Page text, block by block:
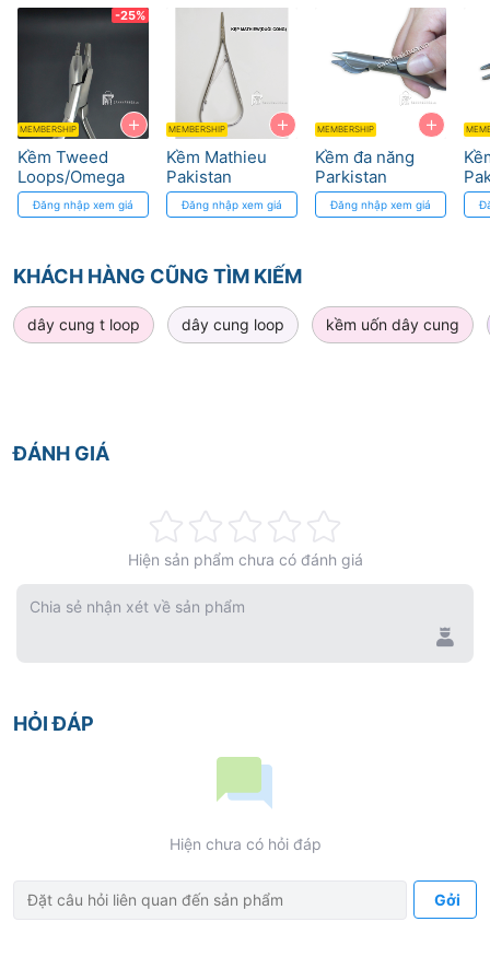
Used to bend wire with shape of loop
+
-25%
MEMBERSHIP
Kềm Tweed
Loops/Omega
Cao Cấp - Thép
Đức, Độ Chính
Đăng nhập xem giá
Pakistan
+
MEMBERSHIP
Kềm Mathieu
Pakistan
Đăng nhập xem giá
+
MEMBERSHIP
Kềm đa năng
Parkistan
Pakistan
Đăng nhập xem giá
KHÁCH HÀNG CŨNG TÌM KIẾM
dây cung t loop dây cung loop kềm uốn dây cung
ĐÁNH GIÁ
0%
Hiện sản phẩm chưa có đánh giá
Chia sẻ nhận xét về sản phẩm
HỎI ĐÁP
Hiện chưa có hỏi đáp
Gởi